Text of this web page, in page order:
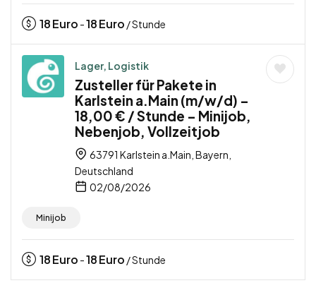
18Euro -18Euro / Stunde
Lager, Logistik
Zusteller für Pakete in
Karlstein a.Main (m/w/d) –
18,00 € / Stunde – Minijob,
Nebenjob, Vollzeitjob
63791 Karlstein a.Main, Bayern,
Deutschland
02/08/2026
Minijob
18Euro -18Euro / Stunde